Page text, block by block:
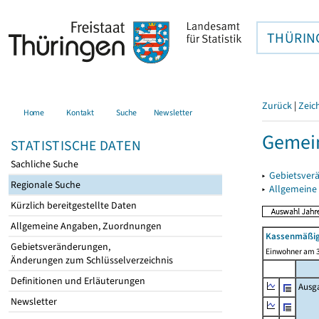
Home Kontakt Suche Newsletter
STATISTISCHE DATEN
Sachliche Suche
Regionale Suche
Kürzlich bereitgestellte Daten
Allgemeine Angaben, Zuordnungen
Gebietsveränderungen,
Änderungen zum Schlüsselverzeichnis
Definitionen und Erläuterungen
Newsletter
Zurück |
▸
▸
Einwohner am